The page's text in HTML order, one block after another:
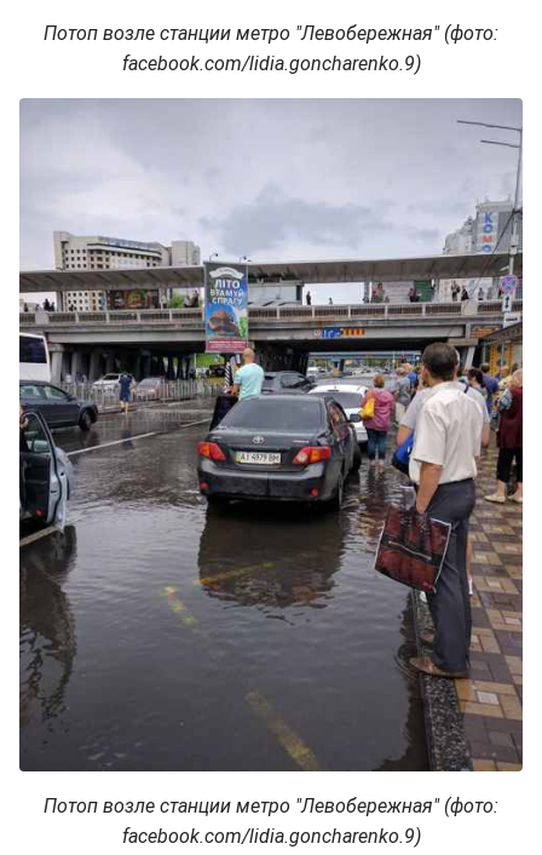
Потоп возле станции метро "Левобережная" (фото:
facebook.com/lidia.goncharenko.9)
Потоп возле станции метро "Левобережная" (фото:
facebook.com/lidia.goncharenko.9)